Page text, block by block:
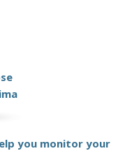
you monitor your